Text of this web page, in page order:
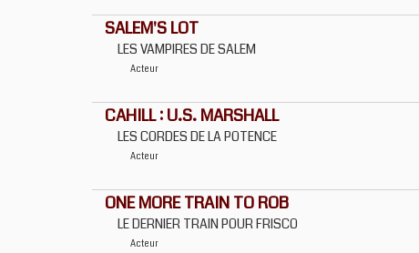
SALEM'S LOT
LES VAMPIRES DE SALEM
Acteur
CAHILL : U.S. MARSHALL
LES CORDES DE LA POTENCE
Acteur
ONE MORE TRAIN TO ROB
LE DERNIER TRAIN POUR FRISCO
Acteur